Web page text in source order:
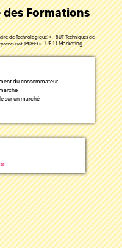
Formations
de Technologique)
BUT Techniques de
(MDEE) UE 11 Marketing
du consommateur
sur un marché